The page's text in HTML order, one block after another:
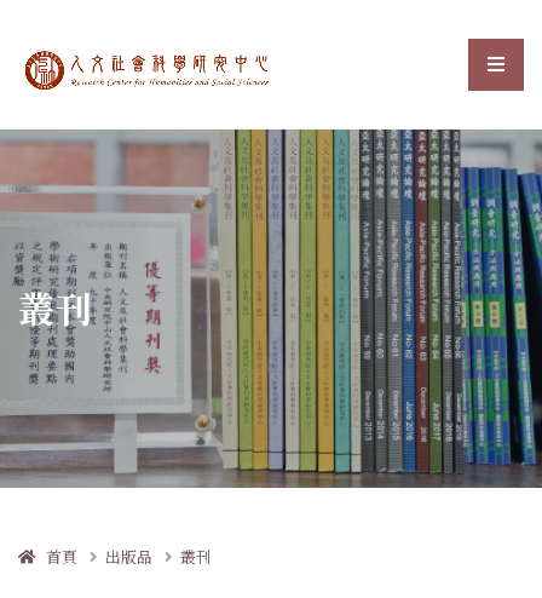
中央研究院人文社會科選
:::
叢刊
首頁 出版品 叢刊